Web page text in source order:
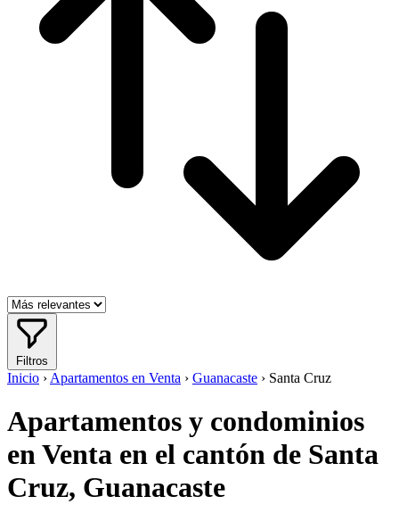
Filtros
Inicio › Apartamentos en Venta › Guanacaste › Santa Cruz
Apartamentos y condominios
en Venta en el cantón de Santa
Cruz, Guanacaste